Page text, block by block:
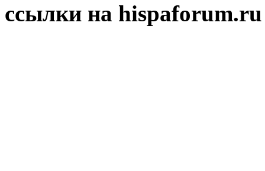
ссылки на hispaforum.ru